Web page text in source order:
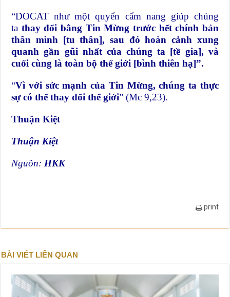
“DOCAT như một quyển cẩm nang giúp chúng
ta thay đổi bằng Tin Mừng trước hết chính bản
thân mình [tu thân], sau đó hoàn cảnh xung
quanh gần gũi nhất của chúng ta [tề gia], và
cuối cùng là toàn bộ thế giới [bình thiên hạ]”.
“Vì với sức mạnh của Tin Mừng, chúng ta thực
sự có thể thay đổi thế giới” (Mc 9,23).
Thuận Kiệt
Thuận Kiệt
Nguồn: HKK
print
BÀI VIẾT LIÊN QUAN